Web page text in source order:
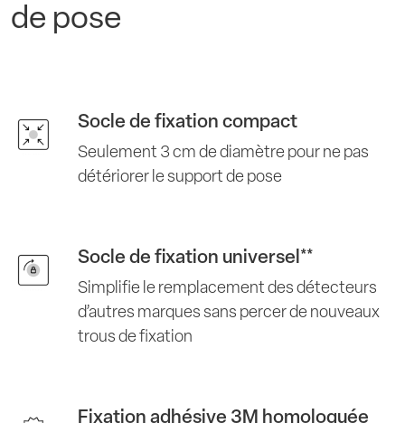
de pose
Socle de fixation compact
Seulement 3 cm de diamètre pour ne pas
détériorer le support de pose
Socle de fixation universel**
Simplifie le remplacement des détecteurs
d’autres marques sans percer de nouveaux
trous de fixation
Fixation adhésive 3M homologuée